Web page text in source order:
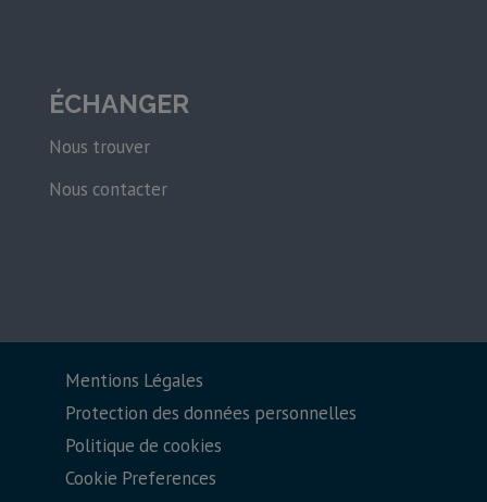
ÉCHANGER
Nous trouver
Nous contacter
Mentions Légales
Protection des données personnelles
Politique de cookies
Cookie Preferences